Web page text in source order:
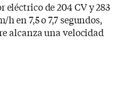
de 204 CV y 283
en 7,5 o 7,7 segundos,
alcanza una velocidad